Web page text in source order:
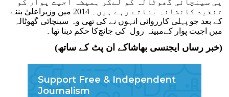
پی سینچائی گھوٹالہ کو لےکر ہمیشہ اجیت پوار کو
تنقید کانشانہ بناتے رہے ہیں۔ 2014 میں وزیراعلیٰ بننے
کے بعد جو پہلی کارروائی انہوں نے کی تھی وہ سینچائی گھوٹالہ
میں اجیت پوار کےمبینہ رول کی جانچ‌کا حکم دینا تھا۔
(خبر رساں ایجنسی بھاشاکے ان پٹ کے ساتھ)
Support Free & Independent
Journalism